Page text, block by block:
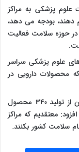
علوم پزشکی به مراکز
بودجه می دهد،
بنیان در حوزه سلامت فعالیت
دانشگاه های علوم پزشکی سراسر
تمیز داریم که محصولات دارویی در
به گزارش مهر، معاون وزیر بهداشت همچنین از تولید ۳۴۰ محصول
معتقدیم که مراکز
سلامت کشور بکنند.